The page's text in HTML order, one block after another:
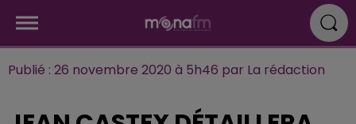
Publié : 26 novembre 2020 à 5h46 par La rédaction